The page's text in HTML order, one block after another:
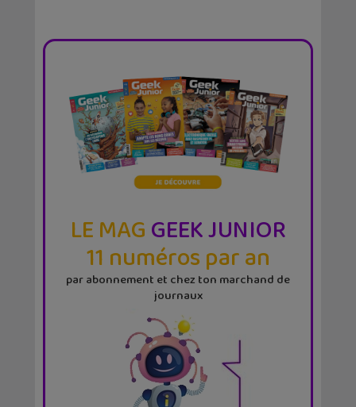
LE MAGGEEK JUNIOR
11 numéros par an
par abonnement et chez ton marchand de
journaux